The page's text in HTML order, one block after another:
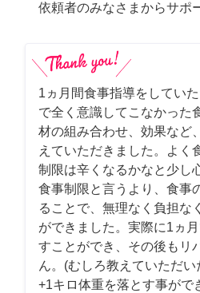
依頼者のみなさまからサポ
1ヵ月間食事指導をしてい
で全く意識してこなかった
材の組み合わせ、効果など
えていただきました。よく
制限は辛くなるかなと少し
食事制限と言うより、食事
ることで、無理なく負担な
ができました。実際に1ヵ
すことができ、その後もリ
ん。(むしろ教えていただい
+1キロ体重を落とす事がで